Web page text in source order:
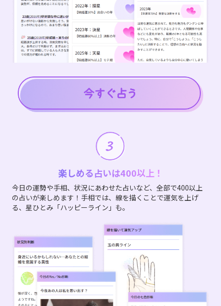
楽しめる占いは400以上！
今日の運勢や手相、状況にあわせた占いなど、全部で400以上
の占いが楽しめます！手相では、線を描くことで運気を上げ
る、星ひとみ「ハッピーライン」も。